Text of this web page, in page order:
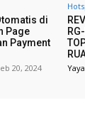
di
Page
Payment
20, 2024